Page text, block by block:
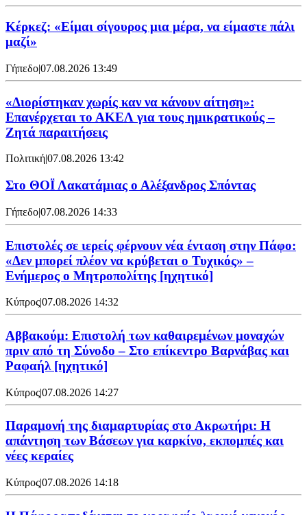
Κέρκεζ: «Είμαι σίγουρος μια μέρα, να είμαστε πάλι
μαζί»
Γήπεδο|07.08.2026 13:49
«Διορίστηκαν χωρίς καν να κάνουν αίτηση»:
Επανέρχεται το ΑΚΕΛ για τους ημικρατικούς –
Ζητά παραιτήσεις
Πολιτική|07.08.2026 13:42
Στο ΘΟΪ Λακατάμιας ο Αλέξανδρος Σπόντας
Γήπεδο|07.08.2026 14:33
Επιστολές σε ιερείς φέρνουν νέα ένταση στην Πάφο:
«Δεν μπορεί πλέον να κρύβεται ο Τυχικός» –
Ενήμερος ο Μητροπολίτης [ηχητικό]
Κύπρος|07.08.2026 14:32
Αββακούμ: Επιστολή των καθαιρεμένων μοναχών
πριν από τη Σύνοδο – Στο επίκεντρο Βαρνάβας και
Ραφαήλ [ηχητικό]
Κύπρος|07.08.2026 14:27
Παραμονή της διαμαρτυρίας στο Ακρωτήρι: Η
απάντηση των Βάσεων για καρκίνο, εκπομπές και
νέες κεραίες
Κύπρος|07.08.2026 14:18